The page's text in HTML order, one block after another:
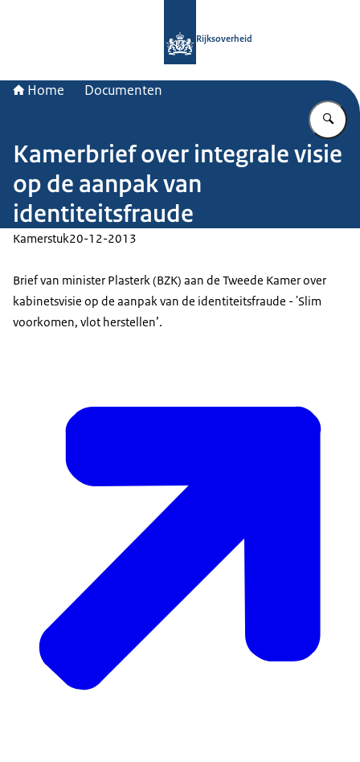
Rijksoverheid
Home Documenten
Kamerbrief over integrale visie
op de aanpak van
identiteitsfraude
Kamerstuk20-12-2013
Brief van minister Plasterk (BZK) aan de Tweede Kamer over
kabinetsvisie op de aanpak van de identiteitsfraude - 'Slim
voorkomen, vlot herstellen’.